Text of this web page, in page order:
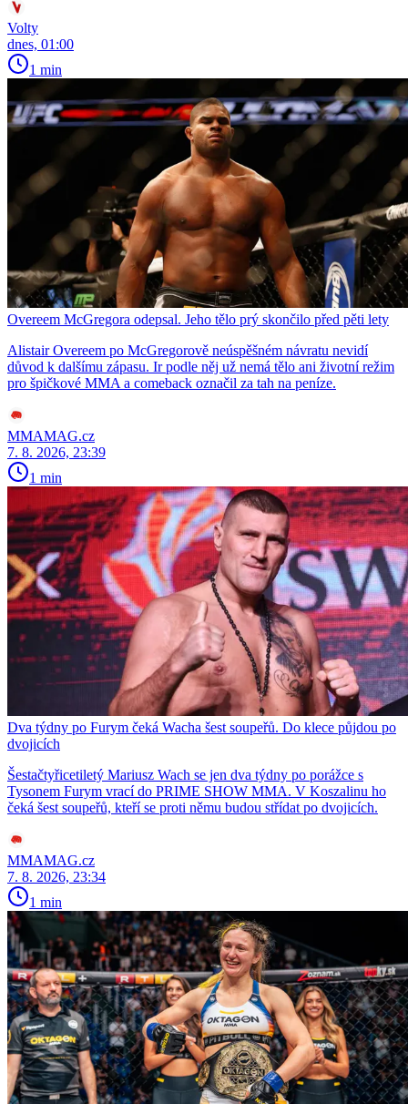
Volty
dnes, 01:00
1 min
Overeem McGregora odepsal. Jeho tělo prý skončilo před pěti lety
Alistair Overeem po McGregorově neúspěšném návratu nevidí
důvod k dalšímu zápasu. Ir podle něj už nemá tělo ani životní režim
pro špičkové MMA a comeback označil za tah na peníze.
MMAMAG.cz
7. 8. 2026, 23:39
1 min
Dva týdny po Furym čeká Wacha šest soupeřů. Do klece půjdou po
dvojicích
Šestačtyřicetiletý Mariusz Wach se jen dva týdny po porážce s
Tysonem Furym vrací do PRIME SHOW MMA. V Koszalinu ho
čeká šest soupeřů, kteří se proti němu budou střídat po dvojicích.
MMAMAG.cz
7. 8. 2026, 23:34
1 min